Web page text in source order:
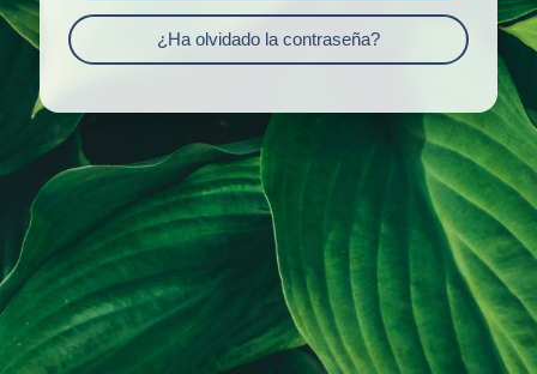
¿Ha olvidado la contraseña?